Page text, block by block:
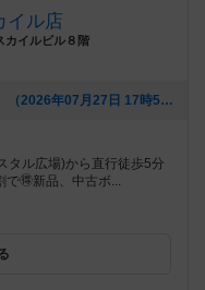
イル店
イルビル８階
[NEW] 8月分の買取チラシを更新しました。（2026年07月27日 17時53分）
タル広場)から直行徒歩5分
で🉐新品、中古ボ...